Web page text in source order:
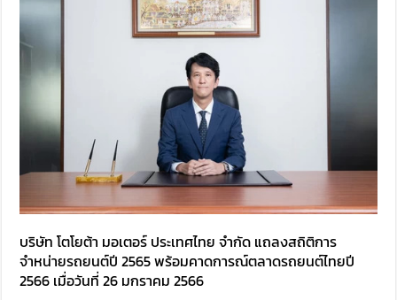
บริษัท โตโยต้า มอเตอร์ ประเทศไทย จำกัด แถลงสถิติการ
จำหน่ายรถยนต์ปี 2565 พร้อมคาดการณ์ตลาดรถยนต์ไทยปี
2566 เมื่อวันที่ 26 มกราคม 2566